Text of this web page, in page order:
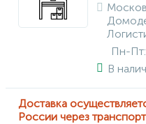
Пн-
В
Доставка
России через